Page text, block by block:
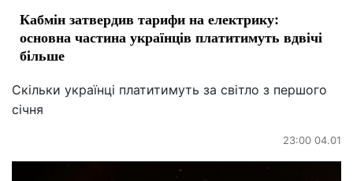
Кабмін затвердив тарифи на електрику:
основна частина українців платитимуть вдвічі
більше
Скільки українці платитимуть за світло з першого
січня
23:00 04.01